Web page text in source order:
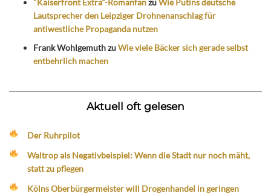
"Kaiserfront Extra"-RomanfanzuWie Putins deutsche
Lautsprecher den Leipziger Drohnenanschlag für
antiwestliche Propaganda nutzen
Frank WohlgemuthzuWie viele Bäcker sich gerade selbst
entbehrlich machen
Aktuell oft gelesen
Der Ruhrpilot
Waltrop als Negativbeispiel: Wenn die Stadt nur noch mäht,
statt zu pflegen
Kölns Oberbürgermeister will Drogenhandel in geringen